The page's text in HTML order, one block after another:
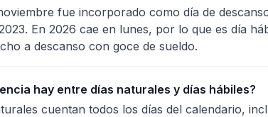
fue incorporado como día de
En 2026 cae en lunes, por lo que es día
a descanso con goce de sueldo.
hay entre días naturales y días hábiles?
cuentan todos los días del calendario,